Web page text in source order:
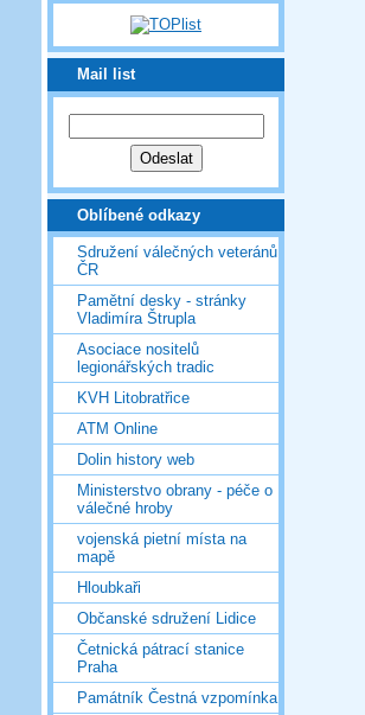
Mail list
Oblíbené odkazy
Sdružení válečných veteránů
ČR
Pamětní desky - stránky
Vladimíra Štrupla
Asociace nositelů
legionářských tradic
KVH Litobratřice
ATM Online
Dolin history web
Ministerstvo obrany - péče o
válečné hroby
vojenská pietní místa na
mapě
Hloubkaři
Občanské sdružení Lidice
Četnická pátrací stanice
Praha
Památník Čestná vzpomínka